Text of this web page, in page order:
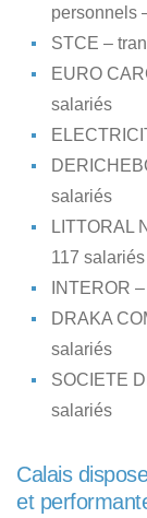
personnels
STCE –
EURO
salariés
salariés
LITTORAL
117 salariés
INTEROR
DRAKA
salariés
SOCIETE
salariés
Calais
et